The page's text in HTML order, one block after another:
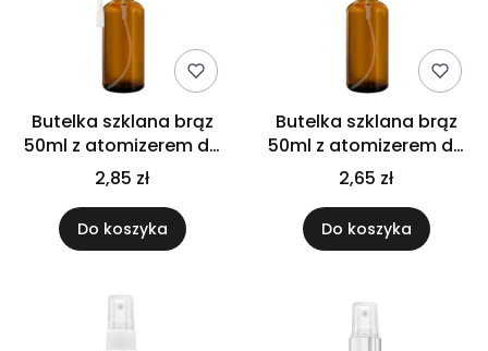
Butelka szklana brąz
50ml z atomizerem do
gardła
2,85 zł
Do koszyka
Butelka szklana brąz
50ml z atomizerem do
nosa
2,65 zł
Do koszyka